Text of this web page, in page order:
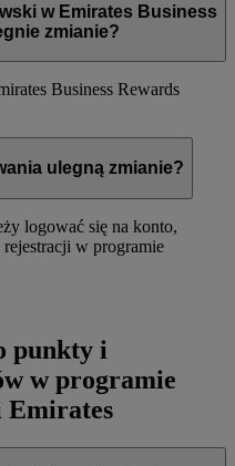
w Emirates Business
zmianie?
Business Rewards
ulegną zmianie?
logować się na konto,
w programie
punkty i
w programie
Emirates